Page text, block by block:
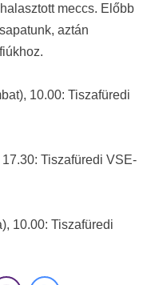
meccs. Előbb
aztán
10.00: Tiszafüredi
Tiszafüredi VSE-
10.00: Tiszafüredi